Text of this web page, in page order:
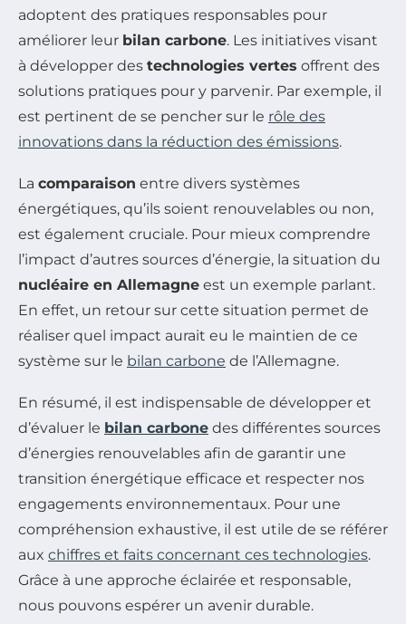
adoptent des pratiques responsables pour
améliorer leur bilan carbone. Les initiatives visant
à développer des technologies vertes offrent des
solutions pratiques pour y parvenir. Par exemple, il
est pertinent de se pencher sur le rôle des
innovations dans la réduction des émissions.
La comparaison entre divers systèmes
énergétiques, qu’ils soient renouvelables ou non,
est également cruciale. Pour mieux comprendre
l’impact d’autres sources d’énergie, la situation du
nucléaire en Allemagne est un exemple parlant.
En effet, un retour sur cette situation permet de
réaliser quel impact aurait eu le maintien de ce
système sur le bilan carbone de l’Allemagne.
En résumé, il est indispensable de développer et
d’évaluer le bilan carbone des différentes sources
d’énergies renouvelables afin de garantir une
transition énergétique efficace et respecter nos
engagements environnementaux. Pour une
compréhension exhaustive, il est utile de se référer
aux chiffres et faits concernant ces technologies.
Grâce à une approche éclairée et responsable,
nous pouvons espérer un avenir durable.